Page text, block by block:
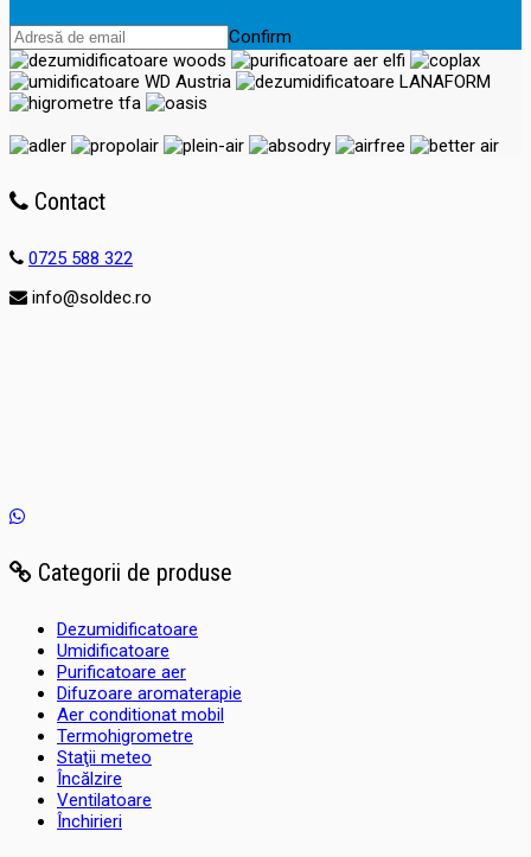
Confirm
Contact
0725 588 322
info@soldec.ro
Categorii de produse
Dezumidificatoare
Umidificatoare
Purificatoare aer
Difuzoare aromaterapie
Aer conditionat mobil
Termohigrometre
Staţii meteo
Încălzire
Ventilatoare
Închirieri